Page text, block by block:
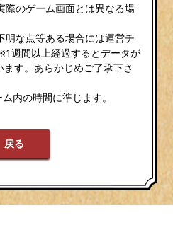
のゲーム画面とは異なる場
な点等ある場合には運営チ
週間以上経過するとデータが
す。あらかじめご了承下さ
内の時間に準じます。
戻る